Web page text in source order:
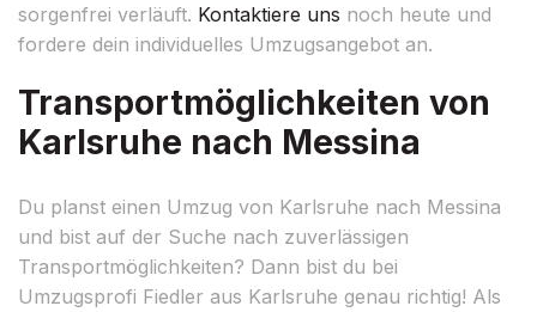
sorgenfrei verläuft. Kontaktiere uns noch heute und
fordere dein individuelles Umzugsangebot an.
Transportmöglichkeiten von
Karlsruhe nach Messina
Du planst einen Umzug von Karlsruhe nach Messina
und bist auf der Suche nach zuverlässigen
Transportmöglichkeiten? Dann bist du bei
Umzugsprofi Fiedler aus Karlsruhe genau richtig! Als